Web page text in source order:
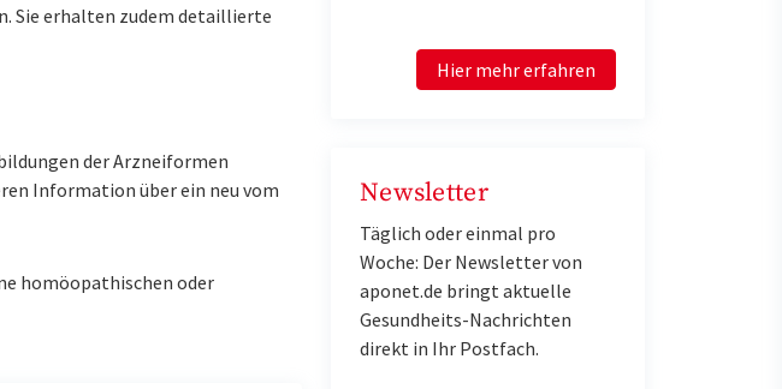
Sie erhalten zudem detaillierte
der Arzneiformen
Information über ein neu vom
homöopathischen oder
Hier mehr erfahren
Newsletter
Täglich oder einmal pro
Woche: Der Newsletter von
aponet.de bringt aktuelle
Gesundheits-Nachrichten
direkt in Ihr Postfach.